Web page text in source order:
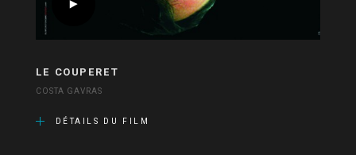
LE COUPERET
COSTA GAVRAS
DÉTAILS DU FILM